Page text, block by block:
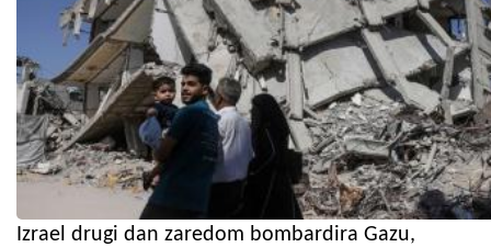
Izrael drugi dan zaredom bombardira Gazu,